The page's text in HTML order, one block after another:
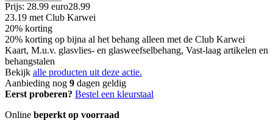
Prijs: 28.99 euro28.99
23.19 met Club Karwei
20% korting
20% korting op bijna al het behang alleen met de Club Karwei
Kaart, M.u.v. glasvlies- en glasweefselbehang, Vast-laag artikelen en
behangstalen
Bekijk alle producten uit deze actie.
Aanbieding nog 9 dagen geldig
Eerst proberen? Bestel een kleurstaal
Online beperkt op voorraad